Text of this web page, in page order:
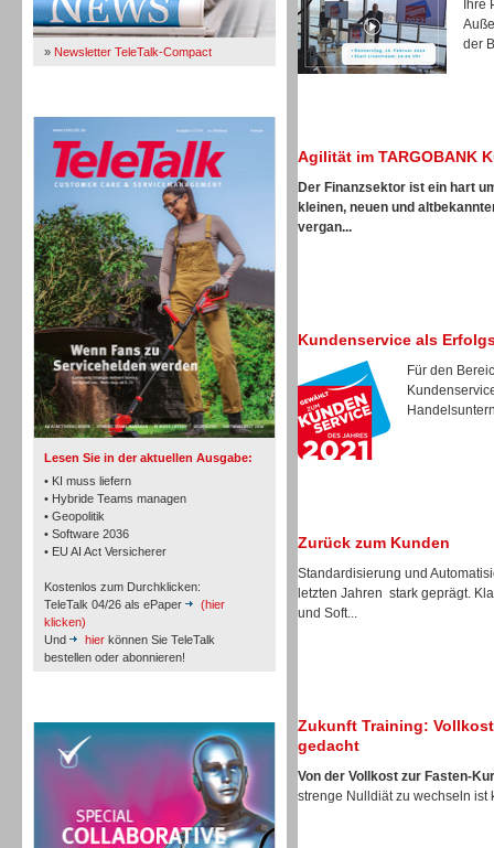
» Newsletter TeleTalk-Compact
Lesen Sie in der aktuellen Ausgabe:
• KI muss liefern
• Hybride Teams managen
• Geopolitik
• Software 2036
• EU AI Act Versicherer
Kostenlos zum Durchklicken:
TeleTalk 04/26 als ePaper
(hier
klicken)
Und
hier können Sie TeleTalk
bestellen oder abonnieren!
TK- und ACD-Systeme
Workforce-Management
Personal
Ihre
der
Agilität im TARGOBANK
Der Finanzsektor ist ein hart
kleinen, neuen und
vergan...
Kundenservice als
Für den
Zurück zum Kunden
Standardisierung und
letzten Jahren stark geprägt.
und Soft...
Zukunft Training:
gedacht
Von der Vollkost zur Fasten-Kur
strenge Nulldiät zu wechseln ist